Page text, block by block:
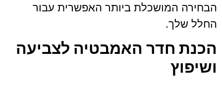
הבחירה המושכלת ביותר האפשרית עבור
החלל שלך.
הכנת חדר האמבטיה לצביעה
ושיפוץ